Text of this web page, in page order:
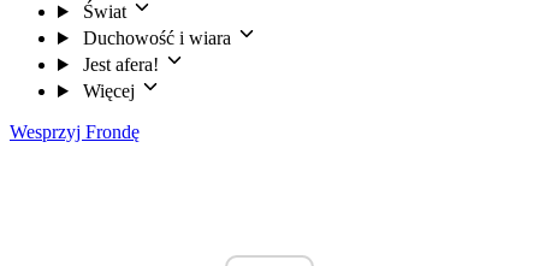
Świat
Duchowość i wiara
Jest afera!
Więcej
Wesprzyj Frondę